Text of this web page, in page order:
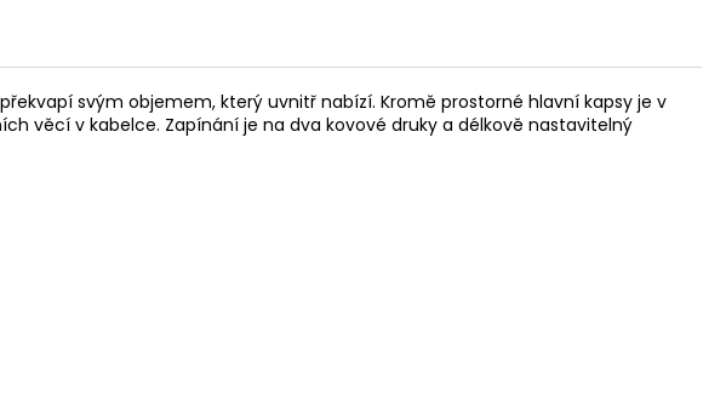
svým objemem, který uvnitř nabízí. Kromě prostorné hlavní kapsy je v
věcí v kabelce. Zapínání je na dva kovové druky a délkově nastavitelný